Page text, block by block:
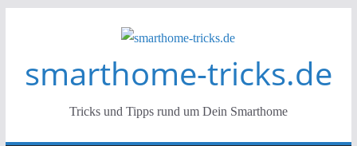
smarthome-tricks.de
Tricks und Tipps rund um Dein Smarthome